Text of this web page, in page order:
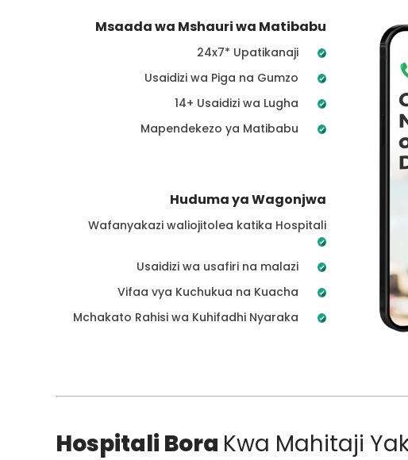
Msaada wa Mshauri wa Matibabu
24x7* Upatikanaji
Usaidizi wa Piga na Gumzo
14+ Usaidizi wa Lugha
Mapendekezo ya Matibabu
Huduma ya Wagonjwa
Wafanyakazi waliojitolea katika Hospitali
Usaidizi wa usafiri na malazi
Vifaa vya Kuchukua na Kuacha
Mchakato Rahisi wa Kuhifadhi Nyaraka
Hospitali Bora Kwa Mahitaji